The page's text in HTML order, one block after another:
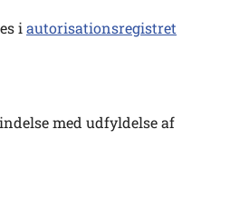
iautorisationsregistret
med udfyldelse af